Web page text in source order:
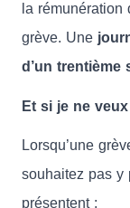
la rémunération
grève. Une
d’un trentième
Et si je ne
Lorsqu’une
souhaitez pas y
présentent :